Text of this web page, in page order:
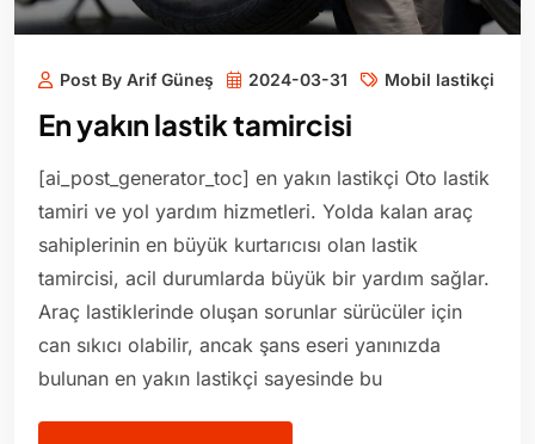
Post By Arif Güneş 2024-03-31 Mobil lastikçi
En yakın lastik tamircisi
[ai_post_generator_toc] en yakın lastikçi Oto lastik
tamiri ve yol yardım hizmetleri. Yolda kalan araç
sahiplerinin en büyük kurtarıcısı olan lastik
tamircisi, acil durumlarda büyük bir yardım sağlar.
Araç lastiklerinde oluşan sorunlar sürücüler için
can sıkıcı olabilir, ancak şans eseri yanınızda
bulunan en yakın lastikçi sayesinde bu